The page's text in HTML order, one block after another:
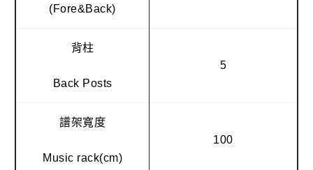
(Fore&Back)
背柱
Back Posts
5
譜架寬度
Music rack(cm)
100